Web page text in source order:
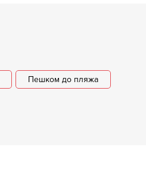
Пешком до пляжа
Вилла Матина